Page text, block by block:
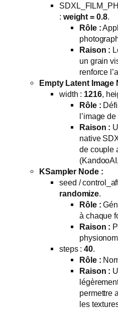
: weight = 0.8.
Rôle :
Raison :
un grain
renforce
Empty Latent Image
width : 1216,
Rôle :
l’image
Raison :
native
de couple
KSampler Node :
seed /
randomize.
Rôle :
à chaque
Raison :
steps :40.
Rôle :
Raison :
permettre
les